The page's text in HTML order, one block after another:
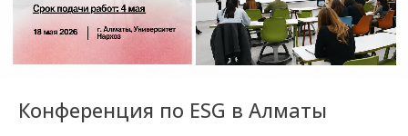
Конференция по ESG в Алматы